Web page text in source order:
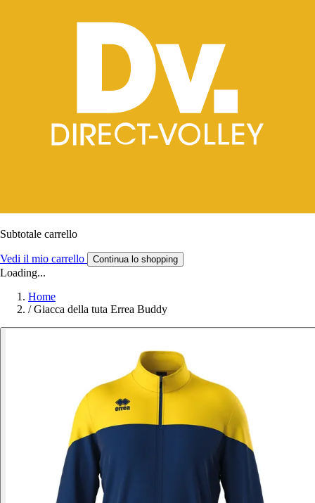
Subtotale carrello
Vedi il mio carrello Continua lo shopping
Loading...
Home
/ Giacca della tuta Errea Buddy